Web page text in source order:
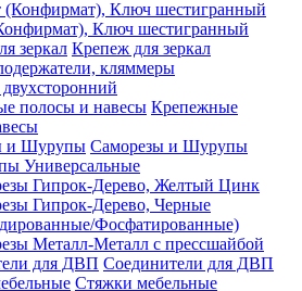
Ключ шестигранный
Крепеж для зеркал
кляммеры
Крепежные
Саморезы и Шурупы
Универсальные
Гипрок-Дерево, Желтый Цинк
Гипрок-Дерево, Черные
Фосфатированные)
Металл-Металл с прессшайбой
Соединители для ДВП
Стяжки мебельные